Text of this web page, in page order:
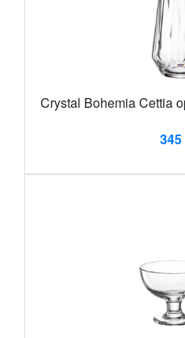
Crystal Bohemia Cettia